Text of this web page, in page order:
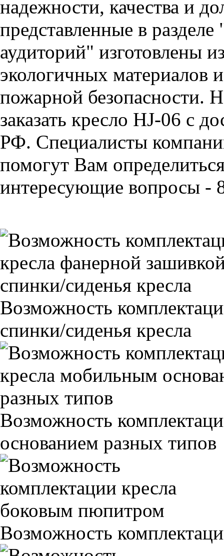
надежности, качества и
представленные в
аудиторий" изготовлены
экологичных материалов
пожарной безопасности.
заказать кресло HJ-06 с
РФ. Специалисты
помогут Вам
интересующие вопросы -
Возможность
спинки/сиденья кресла
Возможность
основанием разных типов
Возможность